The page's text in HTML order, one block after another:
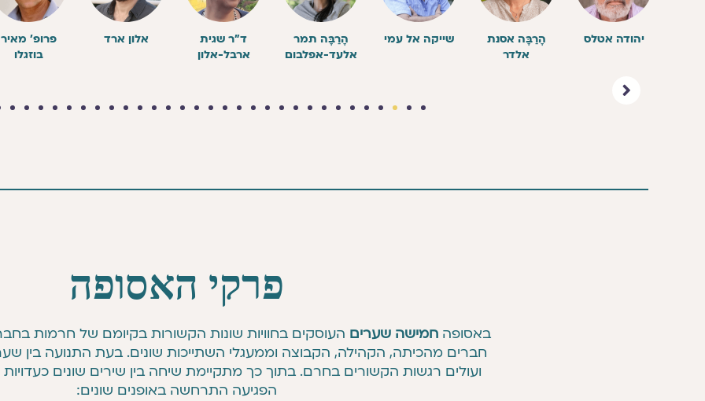
יהודה אטלס
הָרַבָּה אסנת
אלדר
שייקה אל עמי
הָרַבָּה תמר
אלעד-אפלבום
ד״ר שגית
ארבל-אלון
אלון ארד
פרופ׳ מאיר
בוזגלו
1
2
3
4
5
6
7
8
9
1
1
1
1
1
1
1
1
1
1
2
2
פרקי האסופה
באסופהחמישה שערים העוסקים בחוויות שונות הקשורות בקיומם של חרמות
חברים מהכיתה, הקהילה, הקבוצה וממעגלי השתייכות שונים. בעת התנועה בין
ועולים רגשות הקשורים בחרם. בתוך כך מתקיימת שיחה בין שירים שונים
הפגיעה התרחשה באופנים שונים: